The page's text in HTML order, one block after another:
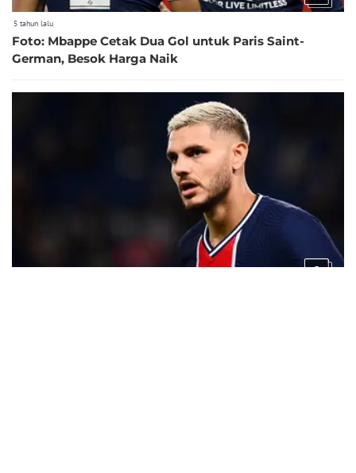
5 tahun lalu
Foto: Mbappe Cetak Dua Gol untuk Paris Saint-
German, Besok Harga Naik
5